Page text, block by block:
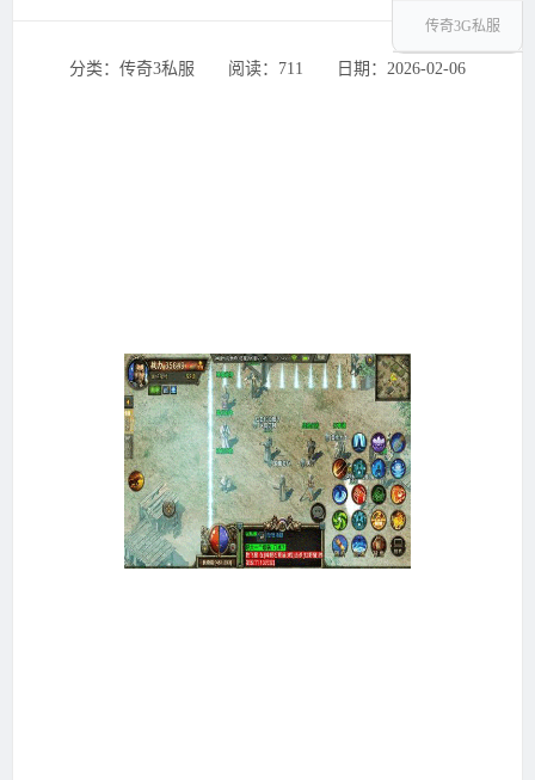
分类：传奇3私服 ‌‍阅读：711 ‌‍日期：2026-02-06
传奇3G私服